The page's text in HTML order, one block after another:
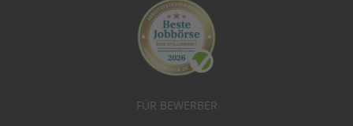
FÜR BEWERBER